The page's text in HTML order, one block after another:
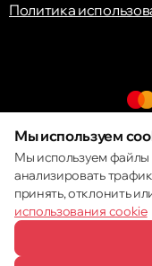
Политика
©
Мы используем
Мы используем файлы
анализировать
принять, отклонить
использования cookie